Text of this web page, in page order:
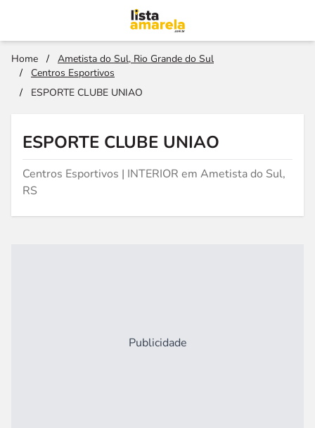
Home /
Ametista do Sul, Rio Grande do Sul
/
Centros Esportivos
/
ESPORTE CLUBE UNIAO
ESPORTE CLUBE UNIAO
Centros Esportivos | INTERIOR em Ametista do Sul,
RS
Publicidade